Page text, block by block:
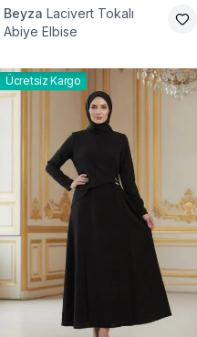
Beyza Lacivert Tokalı
Abiye Elbise
Ücretsiz Kargo